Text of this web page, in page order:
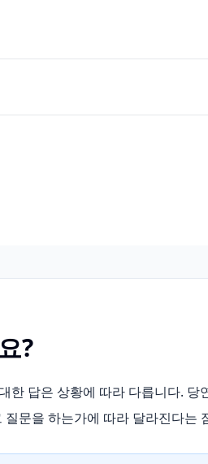
?
답은 상황에 따라 다릅니다. 당
문을 하는가에 따라 달라진다는